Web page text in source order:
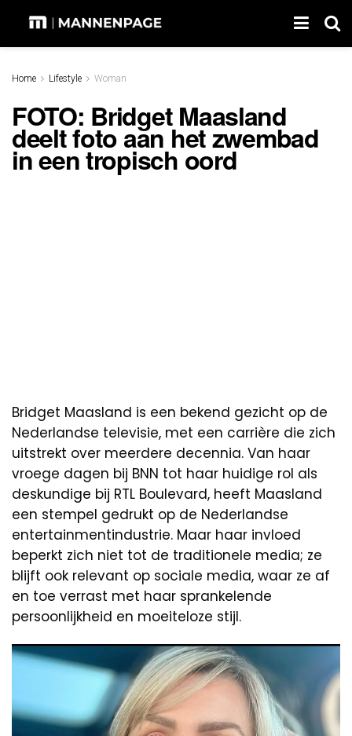
Home Lifestyle Woman
FOTO: Bridget Maasland
deelt foto aan het zwembad
in een tropisch oord
Bridget Maasland is een bekend gezicht op de
Nederlandse televisie, met een carrière die zich
uitstrekt over meerdere decennia. Van haar
vroege dagen bij BNN tot haar huidige rol als
deskundige bij RTL Boulevard, heeft Maasland
een stempel gedrukt op de Nederlandse
entertainmentindustrie. Maar haar invloed
beperkt zich niet tot de traditionele media; ze
blijft ook relevant op sociale media, waar ze af
en toe verrast met haar sprankelende
persoonlijkheid en moeiteloze stijl.